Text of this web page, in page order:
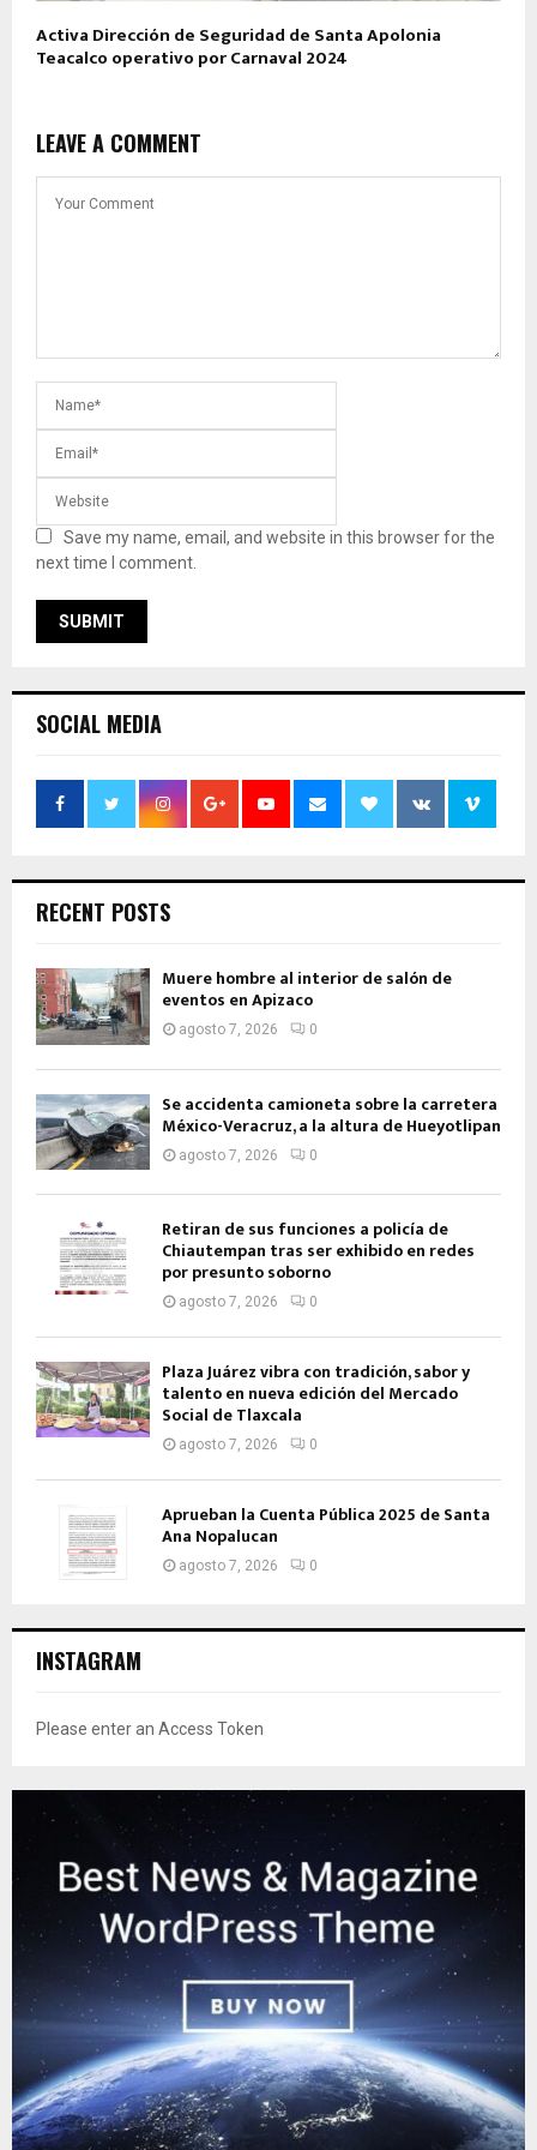
Activa Dirección de Seguridad de Santa Apolonia
Teacalco operativo por Carnaval 2024
LEAVE A COMMENT
Save my name, email, and website in this browser for the
next time I comment.
SOCIAL MEDIA
RECENT POSTS
Muere hombre al interior de salón de
eventos en Apizaco
agosto 7, 2026 0
Se accidenta camioneta sobre la carretera
México-Veracruz, a la altura de Hueyotlipan
agosto 7, 2026 0
Retiran de sus funciones a policía de
Chiautempan tras ser exhibido en redes
por presunto soborno
agosto 7, 2026 0
Plaza Juárez vibra con tradición, sabor y
talento en nueva edición del Mercado
Social de Tlaxcala
agosto 7, 2026 0
Aprueban la Cuenta Pública 2025 de Santa
Ana Nopalucan
agosto 7, 2026 0
INSTAGRAM
Please enter an Access Token